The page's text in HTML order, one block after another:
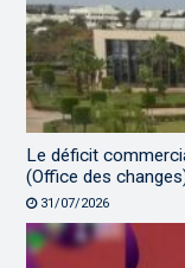
Le déficit
(Office des
31/07/2026